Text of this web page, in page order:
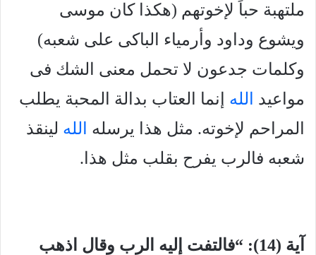
ملتهبة حباً لإخوتهم (هكذا كان موسى
ويشوع وداود وأرمياء الباكى على شعبه)
وكلمات جدعون لا تحمل معنى الشك فى
مواعيد
الله إنما العتاب بدالة المحبة يطلب
المراحم لإخوته. مثل هذا يرسله
الله لينقذ
شعبه فالرب يفرح بقلب مثل هذا.
آية (14): “فالتفت إليه الرب وقال اذهب